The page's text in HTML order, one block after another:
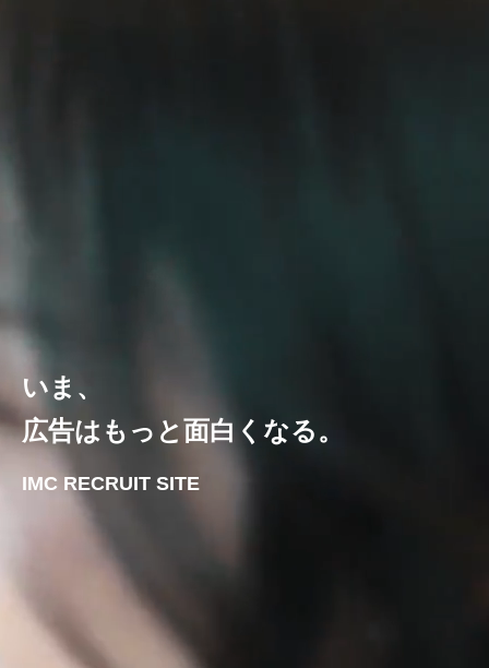
いま、
広告はもっと面白くなる。
IMC RECRUIT SITE